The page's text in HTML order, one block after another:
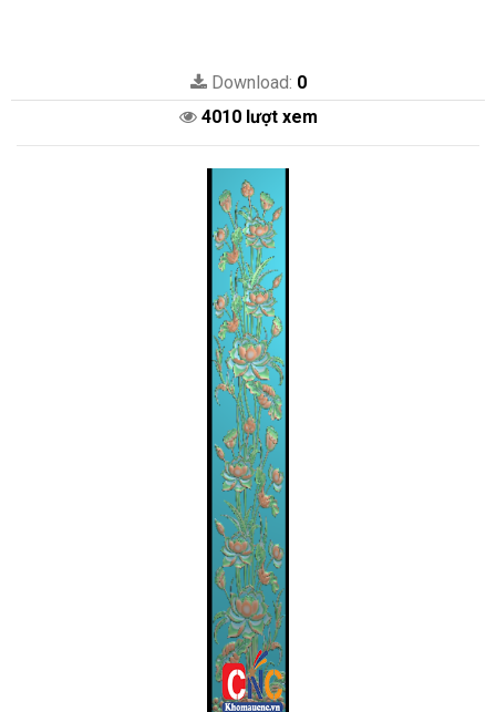
Download: 0
4010 lượt xem